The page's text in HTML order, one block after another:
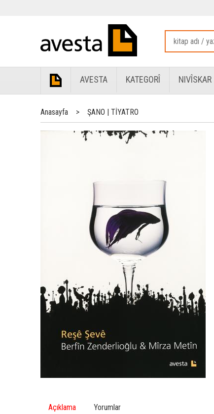
AVESTA KATEGORÎ
Anasayfa > ŞANO | TİYATRO
Açıklama Yorumlar